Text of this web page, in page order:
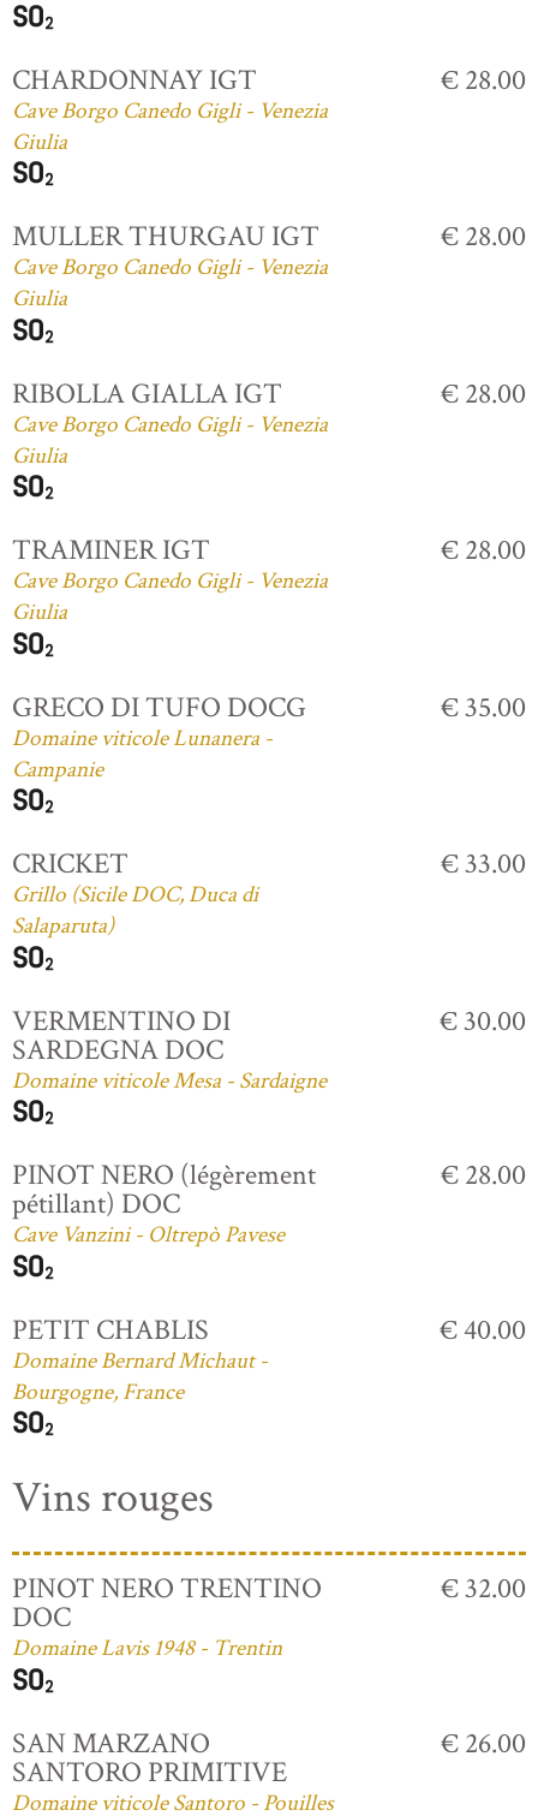
CHARDONNAY IGT
Cave Borgo Canedo Gigli - Venezia
Giulia
€ 28.00
MULLER THURGAU IGT
Cave Borgo Canedo Gigli - Venezia
Giulia
€ 28.00
RIBOLLA GIALLA IGT
Cave Borgo Canedo Gigli - Venezia
Giulia
€ 28.00
TRAMINER IGT
Cave Borgo Canedo Gigli - Venezia
Giulia
€ 28.00
GRECO DI TUFO DOCG
Domaine viticole Lunanera -
Campanie
€ 35.00
CRICKET
Grillo (Sicile DOC, Duca di
Salaparuta)
€ 33.00
VERMENTINO DI
SARDEGNA DOC
Domaine viticole Mesa - Sardaigne
€ 30.00
PINOT NERO (légèrement
pétillant) DOC
Cave Vanzini - Oltrepò Pavese
€ 28.00
PETIT CHABLIS
Domaine Bernard Michaut -
Bourgogne, France
€ 40.00
Vins rouges
PINOT NERO TRENTINO
DOC
Domaine Lavis 1948 - Trentin
€ 32.00
SAN MARZANO
SANTORO PRIMITIVE
Domaine viticole Santoro - Pouilles
€ 26.00